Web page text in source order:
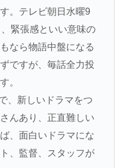
。テレビ朝日水曜9
緊張感といい意味の
なら物語中盤になる
ですが、毎話全力投
。
、新しいドラマをつ
んあり、正直難しい
、面白いドラマにな
、監督、スタッフが